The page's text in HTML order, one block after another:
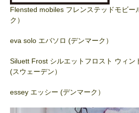
Flensted mobiles フレンステッドモビー
ク）
eva solo エバソロ (デンマーク）
Siluett Frost シルエットフロスト ウィン
(スウェーデン）
essey エッシー (デンマーク）